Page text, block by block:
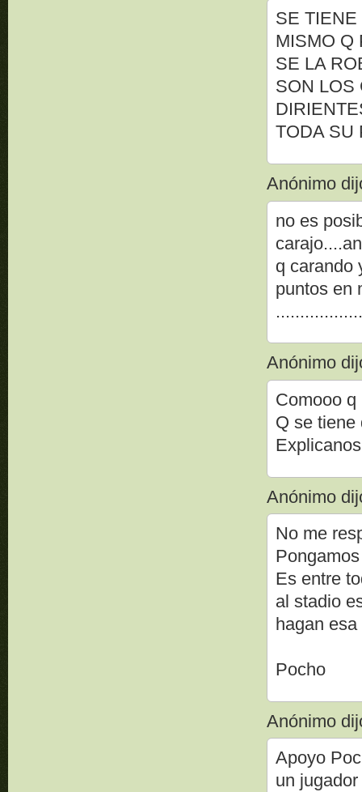
SE
MISMO Q
SE LA
SON LOS
TODA SU
Anónimo
no es
q carando
puntos en
Anónimo
Comooo
Q se tiene
Anónimo
No me
Es entre
al stadio
hagan
Pocho
Anónimo
Apoyo
un